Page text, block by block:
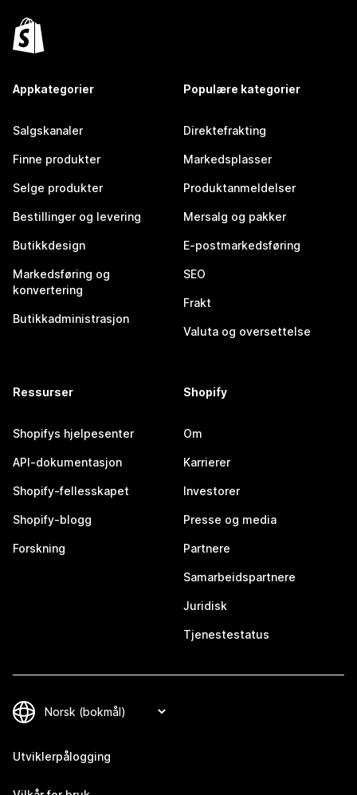
Appkategorier
Salgskanaler
Finne produkter
Selge produkter
Bestillinger og levering
Butikkdesign
Markedsføring og
konvertering
Butikkadministrasjon
Populære kategorier
Direktefrakting
Markedsplasser
Produktanmeldelser
Mersalg og pakker
E-postmarkedsføring
SEO
Frakt
Valuta og oversettelse
Ressurser
Shopifys hjelpesenter
API-dokumentasjon
Shopify-fellesskapet
Shopify-blogg
Forskning
Shopify
Om
Karrierer
Investorer
Presse og media
Partnere
Samarbeidspartnere
Juridisk
Tjenestestatus
Utviklerpålogging